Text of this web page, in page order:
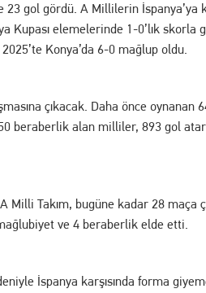
emri bulunan dolandırıcılık şüphelisi
Başlıyor
gol gördü. A Millilerin İspanya’ya
Kupası elemelerinde 1-0’lık skorla
Konya’da 6-0 mağlup oldu.
çıkacak. Daha önce oynanan
beraberlik alan milliler, 893 gol
Takım, bugüne kadar 28 maça
ve 4 beraberlik elde etti.
İspanya karşısında forma